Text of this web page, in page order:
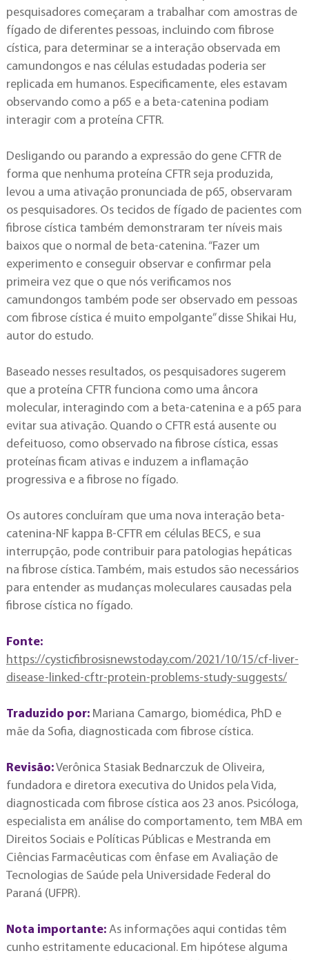
pesquisadores começaram a trabalhar com amostras de
fígado de diferentes pessoas, incluindo com fibrose
cística, para determinar se a interação observada em
camundongos e nas células estudadas poderia ser
replicada em humanos. Especificamente, eles estavam
observando como a p65 e a beta-catenina podiam
interagir com a proteína CFTR.
Desligando ou parando a expressão do gene CFTR de
forma que nenhuma proteína CFTR seja produzida,
levou a uma ativação pronunciada de p65, observaram
os pesquisadores. Os tecidos de fígado de pacientes com
fibrose cística também demonstraram ter níveis mais
baixos que o normal de beta-catenina. “Fazer um
experimento e conseguir observar e confirmar pela
primeira vez que o que nós verificamos nos
camundongos também pode ser observado em pessoas
com fibrose cística é muito empolgante” disse Shikai Hu,
autor do estudo.
Baseado nesses resultados, os pesquisadores sugerem
que a proteína CFTR funciona como uma âncora
molecular, interagindo com a beta-catenina e a p65 para
evitar sua ativação. Quando o CFTR está ausente ou
defeituoso, como observado na fibrose cística, essas
proteínas ficam ativas e induzem a inflamação
progressiva e a fibrose no fígado.
Os autores concluíram que uma nova interação beta-
catenina-NF kappa B-CFTR em células BECS, e sua
interrupção, pode contribuir para patologias hepáticas
na fibrose cística. Também, mais estudos são necessários
para entender as mudanças moleculares causadas pela
fibrose cística no fígado.
Fonte:
https://cysticfibrosisnewstoday.com/2021/10/15/cf-liver-
disease-linked-cftr-protein-problems-study-suggests/
Traduzido por: Mariana Camargo, biomédica, PhD e
mãe da Sofia, diagnosticada com fibrose cística.
Revisão:Verônica Stasiak Bednarczuk de Oliveira,
fundadora e diretora executiva do Unidos pela Vida,
diagnosticada com fibrose cística aos 23 anos. Psicóloga,
especialista em análise do comportamento, tem MBA em
Direitos Sociais e Políticas Públicas e Mestranda em
Ciências Farmacêuticas com ênfase em Avaliação de
Tecnologias de Saúde pela Universidade Federal do
Paraná (UFPR).
Nota importante: As informações aqui contidas têm
cunho estritamente educacional. Em hipótese alguma